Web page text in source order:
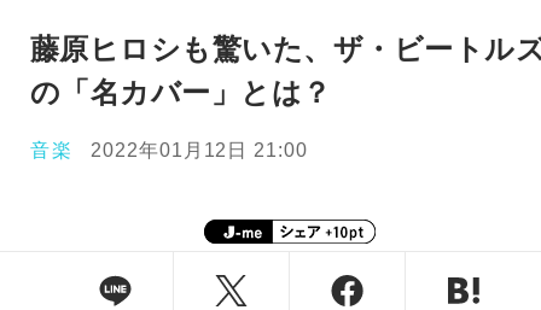
藤原ヒロシも驚いた、ザ・ビートル
の「名カバー」とは？
音楽 2022年01月12日 21:00